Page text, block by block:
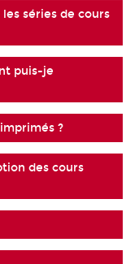
séries de cours
puis-je
?
des cours